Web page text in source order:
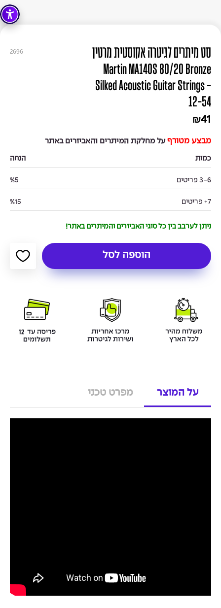
2696
סט מיתרים לגיטרה אקוסטית מרטין
Martin MA140S 80/20 Bronze
Silked Acoustic Guitar Strings -
12-54
₪41
מבצע מטורף על מחלקת המיתרים והאביזרים באתר
כמות הנחה
3-6 פריטים %5
7+ פריטים %15
ניתן לערבב בין כל סוגי האביזרים והמיתרים באתר!
הוספה לסל
על המוצר מפרט טכני